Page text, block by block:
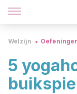
Welzijn
5